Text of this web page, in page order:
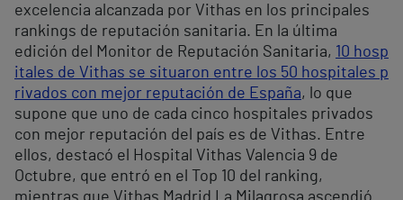
excelencia alcanzada por Vithas en los principales
rankings de reputación sanitaria. En la última
edición del Monitor de Reputación Sanitaria, 10 hosp
itales de Vithas se situaron entre los 50 hospitales p
rivados con mejor reputación de España, lo que
supone que uno de cada cinco hospitales privados
con mejor reputación del país es de Vithas. Entre
ellos, destacó el Hospital Vithas Valencia 9 de
Octubre, que entró en el Top 10 del ranking,